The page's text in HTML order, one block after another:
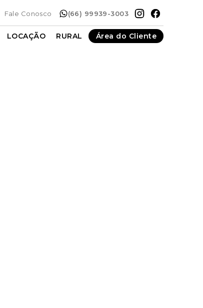
Fale Conosco (66) 99939-3003
LOCAÇÃO RURAL Área do Cliente